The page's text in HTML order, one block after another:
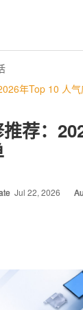
年Top 10 人
荐：
Jul 22, 2026